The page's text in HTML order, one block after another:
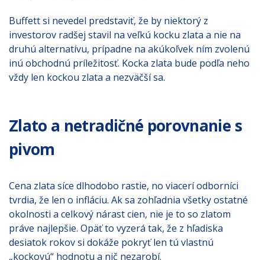
Buffett si nevedel predstaviť, že by niektorý z
investorov radšej stavil na veľkú kocku zlata a nie na
druhú alternatívu, prípadne na akúkoľvek ním zvolenú
inú obchodnú príležitosť. Kocka zlata bude podľa neho
vždy len kockou zlata a nezväčší sa.
Zlato a netradičné porovnanie s
pivom
Cena zlata síce dlhodobo rastie, no viacerí odborníci
tvrdia, že len o infláciu. Ak sa zohľadnia všetky ostatné
okolnosti a celkový nárast cien, nie je to so zlatom
práve najlepšie. Opäť to vyzerá tak, že z hľadiska
desiatok rokov si dokáže pokryť len tú vlastnú
„kockovú“ hodnotu a nič nezarobí.